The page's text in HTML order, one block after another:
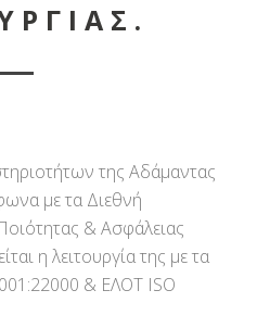
της Αδάμαντας
με τα Διεθνή
& Ασφάλειας
η λειτουργία της με τα
& ΕΛΟΤ ISO